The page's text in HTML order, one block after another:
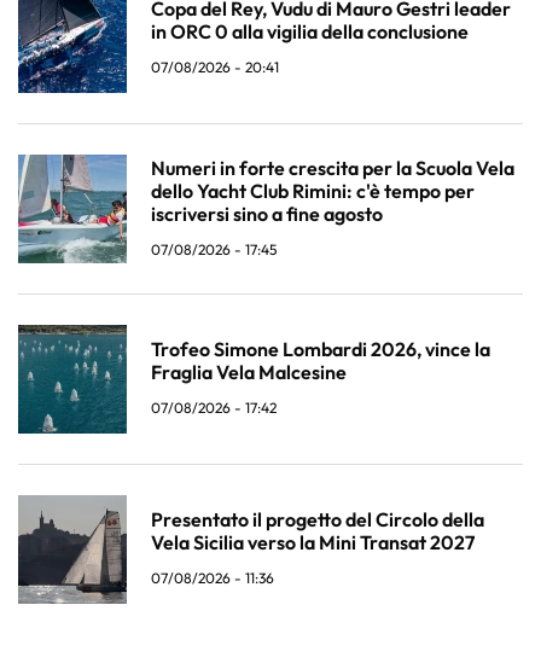
Copa del Rey, Vudu di Mauro Gestri leader
in ORC 0 alla vigilia della conclusione
07/08/2026 - 20:41
Numeri in forte crescita per la Scuola Vela
dello Yacht Club Rimini: c'è tempo per
iscriversi sino a fine agosto
07/08/2026 - 17:45
Trofeo Simone Lombardi 2026, vince la
Fraglia Vela Malcesine
07/08/2026 - 17:42
Presentato il progetto del Circolo della
Vela Sicilia verso la Mini Transat 2027
07/08/2026 - 11:36